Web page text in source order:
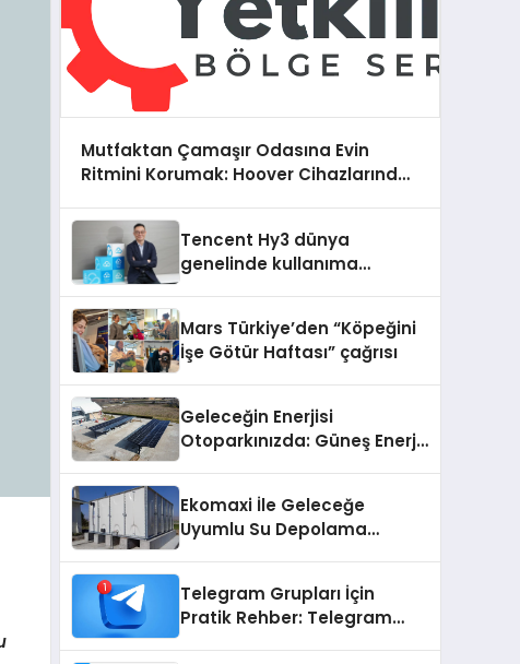
Mutfaktan Çamaşır Odasına Evin
Ritmini Korumak: Hoover Cihazlarında
Tencent Hy3 dünya
genelinde kullanıma
Mars Türkiye’den “Köpeğini
İşe Götür Haftası” çağrısı
Geleceğin Enerjisi
Otoparkınızda: Güneş Enerjili
Ekomaxi İle Geleceğe
Uyumlu Su Depolama
Telegram Grupları İçin
Pratik Rehber: Telegram